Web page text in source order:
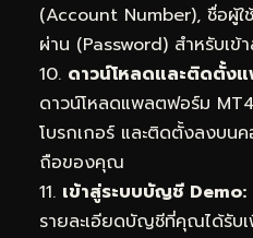
(Account Number), ชื่อผู้ใ
ผ่าน (Password) สำหรับเข้
10. ดาวน์โหลดและติดตั้ง
ดาวน์โหลดแพลตฟอร์ม
โบรกเกอร์ และติดตั้งลงบน
ถือของคุณ
11. เข้าสู่ระบบบัญชี Demo:
รายละเอียดบัญชีที่คุณได้รับ